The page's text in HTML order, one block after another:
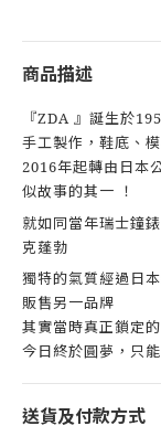
商品描述
『ZDA 』誕生於
手工製作，鞋底、
2016年起轉由日本
似故事的其一 ！
就如同當年瑞士鐘
克蓬勃
獨特的氣質經過日
販售另一品牌
其實當時真正鎖定
今日終於圓夢，只
送貨及付款方式